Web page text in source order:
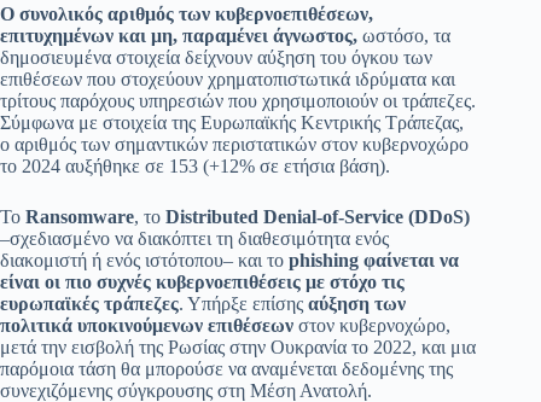
Ο συνολικός αριθμός των κυβερνοεπιθέσεων,
επιτυχημένων και μη, παραμένει άγνωστος, ωστόσο, τα
δημοσιευμένα στοιχεία δείχνουν αύξηση του όγκου των
επιθέσεων που στοχεύουν χρηματοπιστωτικά ιδρύματα και
τρίτους παρόχους υπηρεσιών που χρησιμοποιούν οι τράπεζες.
Σύμφωνα με στοιχεία της Ευρωπαϊκής Κεντρικής Τράπεζας,
ο αριθμός των σημαντικών περιστατικών στον κυβερνοχώρο
το 2024 αυξήθηκε σε 153 (+12% σε ετήσια βάση).
Το Ransomware, το Distributed Denial-of-Service (DDoS)
–σχεδιασμένο να διακόπτει τη διαθεσιμότητα ενός
διακομιστή ή ενός ιστότοπου– και το phishing φαίνεται να
είναι οι πιο συχνές κυβερνοεπιθέσεις με στόχο τις
ευρωπαϊκές τράπεζες. Υπήρξε επίσης αύξηση των
πολιτικά υποκινούμενων επιθέσεων στον κυβερνοχώρο,
μετά την εισβολή της Ρωσίας στην Ουκρανία το 2022, και μια
παρόμοια τάση θα μπορούσε να αναμένεται δεδομένης της
συνεχιζόμενης σύγκρουσης στη Μέση Ανατολή.